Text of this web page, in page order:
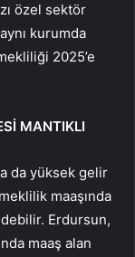
özel sektör
kurumda
2025’e
MANTIKLI
da yüksek gelir
maaşında
Erdursun,
maaş alan